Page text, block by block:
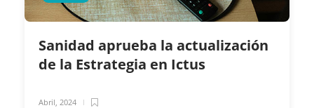
Sanidad aprueba la actualización
de la Estrategia en Ictus
Abril, 2024